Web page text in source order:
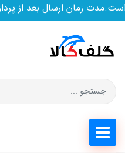
زمان ارسال بعد از